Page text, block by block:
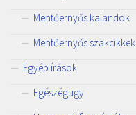
Mentőernyős kalandok
Mentőernyős szakcikkek
Egyéb írások
Egészégügy